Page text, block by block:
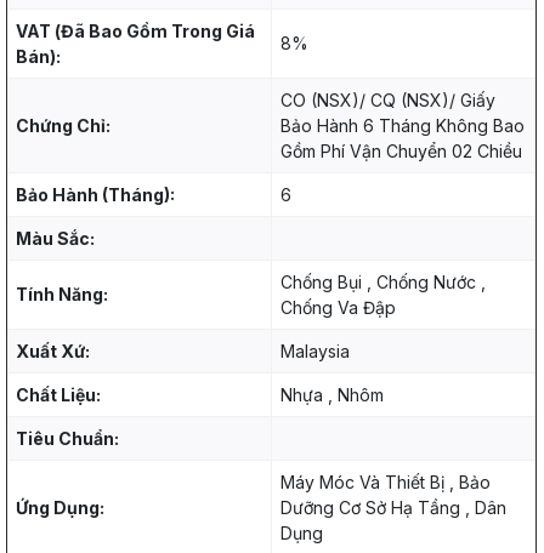
VAT (Đã Bao Gồm Trong Giá
Bán):
8%
Chứng Chỉ:
CO (NSX)/ CQ (NSX)/ Giấy
Bảo Hành 6 Tháng Không Bao
Gồm Phí Vận Chuyển 02 Chiều
Bảo Hành (Tháng): 6
Màu Sắc:
Tính Năng:
Chống Bụi , Chống Nước ,
Chống Va Đập
Xuất Xứ: Malaysia
Chất Liệu: Nhựa , Nhôm
Tiêu Chuẩn:
Ứng Dụng:
Máy Móc Và Thiết Bị , Bảo
Dưỡng Cơ Sở Hạ Tầng , Dân
Dụng